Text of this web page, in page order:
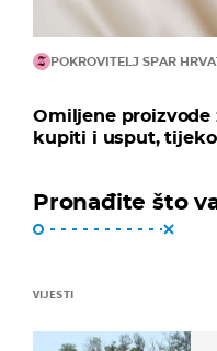
POKROVITELJ SPAR
Omiljene proizvode
kupiti i usput,
Pronađite što
VIJESTI